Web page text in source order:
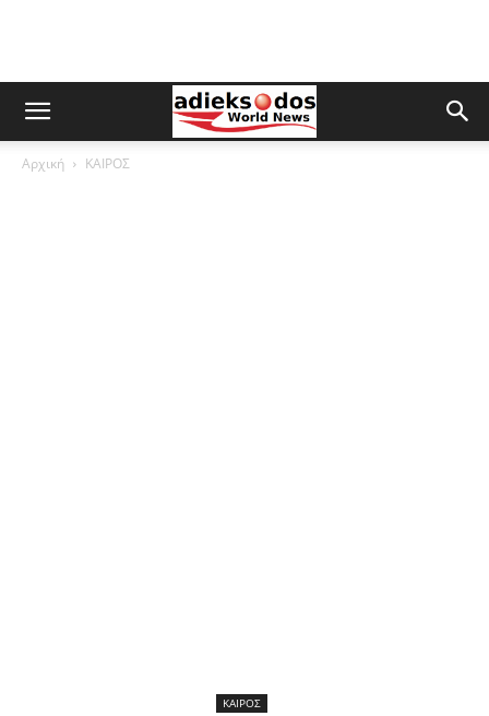
Αρχική ΚΑΙΡΟΣ
ΚΑΙΡΟΣ